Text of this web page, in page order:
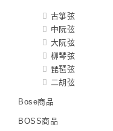
古箏弦
中阮弦
大阮弦
柳琴弦
琵琶弦
二胡弦
Bose商品
BOSS商品